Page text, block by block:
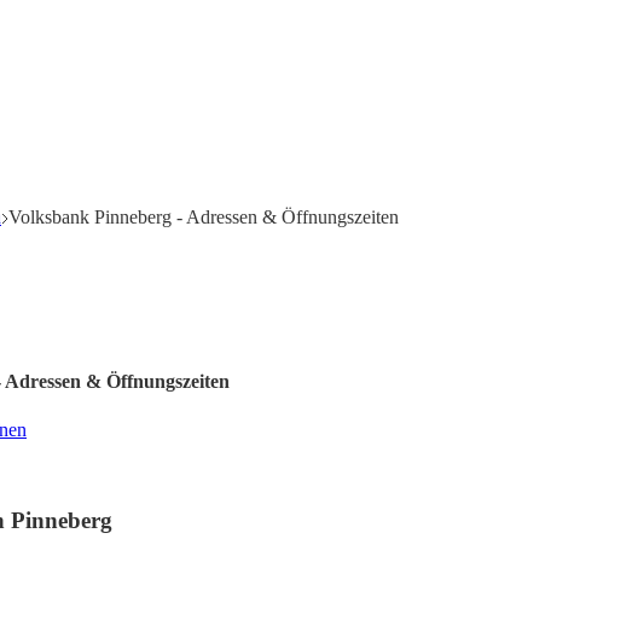
Volksbank Pinneberg - Adressen & Öffnungszeiten
& Öffnungszeiten
Pinneberg